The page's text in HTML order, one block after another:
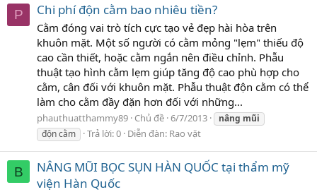
P Chi phí độn cằm bao nhiêu tiền?
Cằm đóng vai trò tích cực tạo vẻ đẹp hài hòa trên
khuôn mặt. Một số người có cằm mỏng "lẹm" thiếu độ
cao cần thiết, hoặc cằm ngắn nên điều chỉnh. Phẫu
thuật tạo hình cằm lẹm giúp tăng độ cao phù hợp cho
cằm, cân đối với khuôn mặt. Phẫu thuật độn cằm có thể
làm cho cằm đầy đặn hơn đối với những...
phauthuatthammy89 Chủ đề 6/7/2013 nâng mũi
độn cằm
Trả lời: 0 Diễn đàn: Rao vặt
B
NÂNG MŨI BỌC SỤN HÀN QUỐC tại thẩm mỹ
viện Hàn Quốc